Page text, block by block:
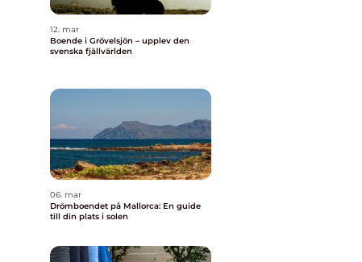
12. mar
Boende i Grövelsjön – upplev den
svenska fjällvärlden
06. mar
Drömboendet på Mallorca: En guide
till din plats i solen